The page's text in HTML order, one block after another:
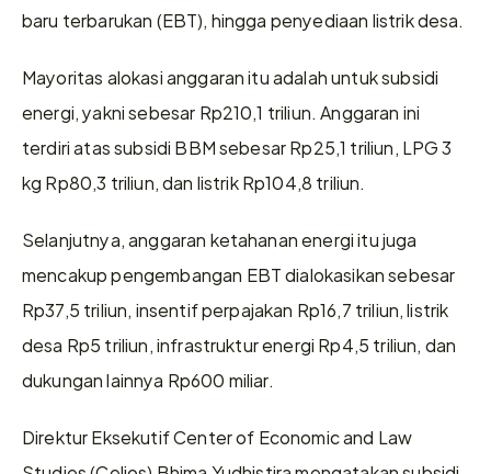
baru terbarukan (EBT), hingga penyediaan listrik desa.
Mayoritas alokasi anggaran itu adalah untuk subsidi
energi, yakni sebesar Rp210,1 triliun. Anggaran ini
terdiri atas subsidi BBM sebesar Rp25,1 triliun, LPG 3
kg Rp80,3 triliun, dan listrik Rp104,8 triliun.
Selanjutnya, anggaran ketahanan energi itu juga
mencakup pengembangan EBT dialokasikan sebesar
Rp37,5 triliun, insentif perpajakan Rp16,7 triliun, listrik
desa Rp5 triliun, infrastruktur energi Rp4,5 triliun, dan
dukungan lainnya Rp600 miliar.
Direktur Eksekutif Center of Economic and Law